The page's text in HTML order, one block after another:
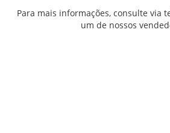
Para mais informações, consulte via
um de nossos